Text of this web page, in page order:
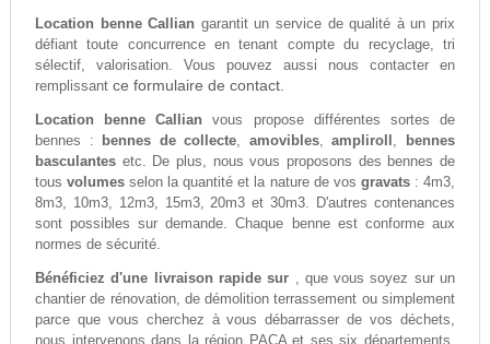
Location benne Callian garantit un service de qualité à un prix
défiant toute concurrence en tenant compte du recyclage, tri
sélectif, valorisation. Vous pouvez aussi nous contacter en
remplissant ce formulaire de contact.
Location benne Callian vous propose différentes sortes de
bennes :
bennes de collecte, amovibles,ampliroll ,
bennes
basculantesetc. De plus, nous vous proposons des bennes de
tousvolumes selon la quantité et la nature de vos gravats: 4m3,
8m3, 10m3, 12m3, 15m3, 20m3 et 30m3. D'autres contenances
sont possibles sur demande. Chaque benne est conforme aux
normes de sécurité.
Bénéficiez d'une livraison rapide sur , que vous soyez sur un
chantier de rénovation, de démolition terrassement ou simplement
parce que vous cherchez à vous débarrasser de vos déchets,
nous intervenons dans la région PACA et ses six départements.